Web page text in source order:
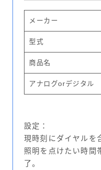
メーカー
型式
商品名
アナログorデジタル
設定：
現時刻にダイヤルを
照明を点けたい時間
了。